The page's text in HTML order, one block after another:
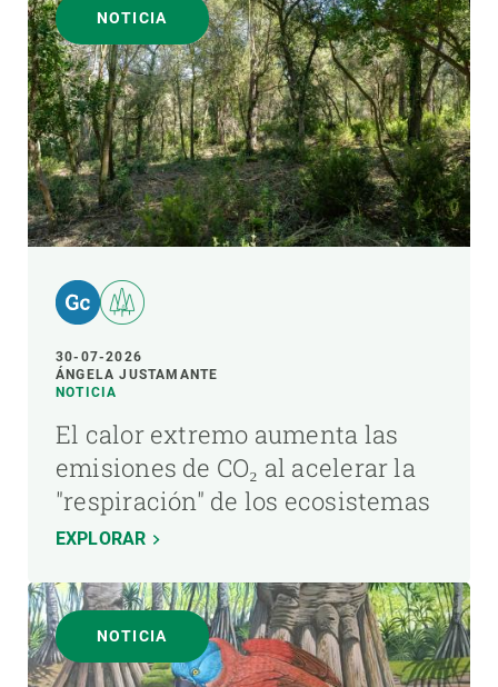
NOTICIA
30-07-2026
ÁNGELA JUSTAMANTE
NOTICIA
El calor extremo aumenta las
emisiones de CO₂ al acelerar la
"respiración" de los ecosistemas
EXPLORAR
NOTICIA